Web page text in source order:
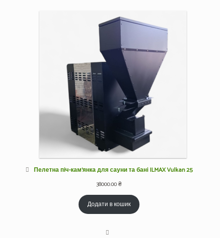
Пелетна піч-кам’янка для сауни та бані ILMAX Vulkan 25
38000.00₴
Додати в кошик